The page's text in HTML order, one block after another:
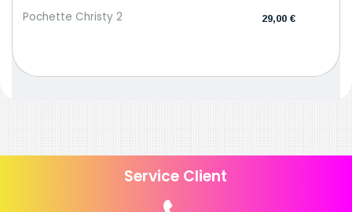
Pochette Christy 2 29,00 €
Service Client